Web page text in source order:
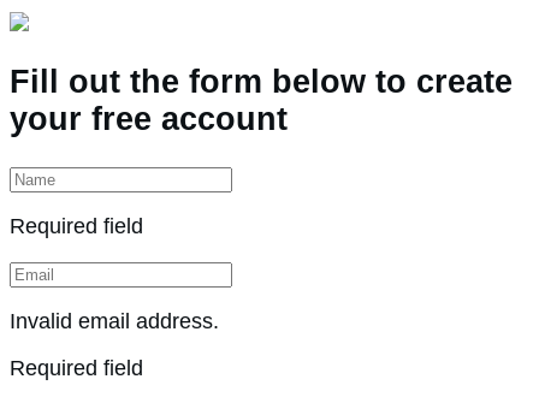
Fill out the form below to create
your free account
Required field
Invalid email address.
Required field